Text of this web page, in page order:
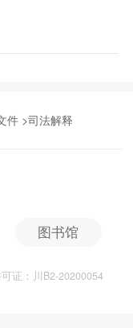
件 >司法解释
图书馆
证：川B2-20200054